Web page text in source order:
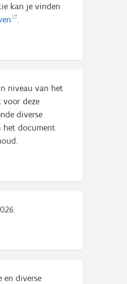
kan je vinden
.
niveau van het
deze
diverse
het document
diverse